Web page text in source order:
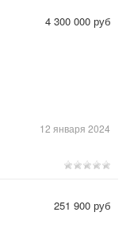
12 января 2024
4 300 000 руб
251 900 руб